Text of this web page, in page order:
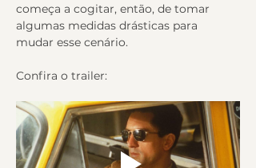
começa a cogitar, então, de tomar
algumas medidas drásticas para
mudar esse cenário.
Confira o trailer: